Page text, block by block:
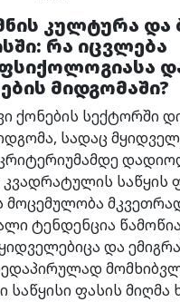
კულტურა და
რა იცვლება
მიდგომაში?
ქონების სექტორში
სადაც
საწყის
მოცემულობა
ტენდენცია
და
საწყისი ფასის მიღმა